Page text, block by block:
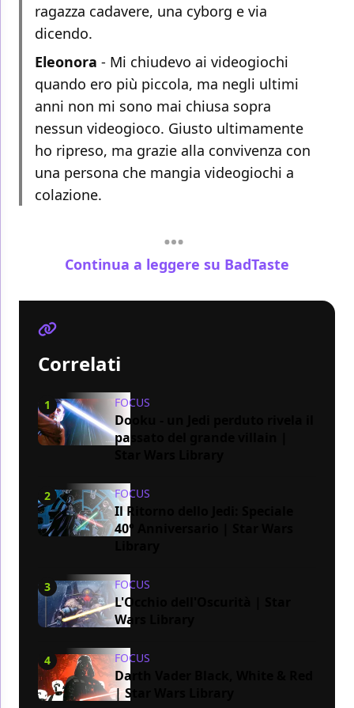
ragazza cadavere, una cyborg e via
dicendo.
Eleonora - Mi chiudevo ai videogiochi
quando ero più piccola, ma negli ultimi
anni non mi sono mai chiusa sopra
nessun videogioco. Giusto ultimamente
ho ripreso, ma grazie alla convivenza con
una persona che mangia videogiochi a
colazione.
Continua a leggere su BadTaste
Correlati
1 FOCUS
Dooku - un Jedi perduto rivela il
passato del grande villain |
2 FOCUS
Il Ritorno dello Jedi: Speciale
40° Anniversario | Star Wars
3 FOCUS
L'Occhio dell'Oscurità | Star
Wars Library
4 FOCUS
Darth Vader Black, White & Red
| Star Wars Library